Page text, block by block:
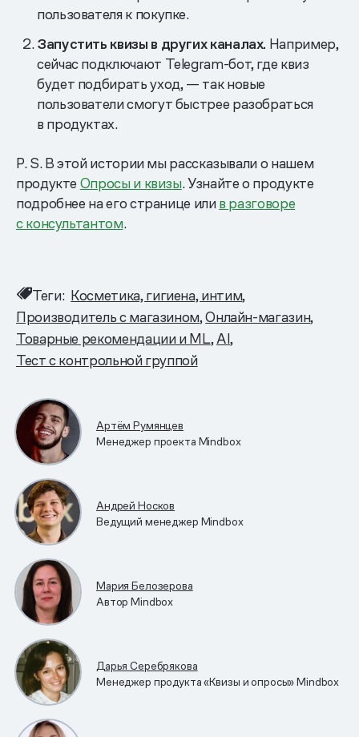
пользователя к покупке.
Запустить квизы в других каналах. Например,
сейчас подключают Telegram-бот, где квиз
будет подбирать уход, — так новые
пользователи смогут быстрее разобраться
в продуктах.
P. S. В этой истории мы рассказывали о нашем
продукте Опросы и квизы. Узнайте о продукте
подробнее на его странице илив разговоре
с консультантом.
Теги: Косметика, гигиена, интим
Производитель с магазином Онлайн-магазин
Товарные рекомендации и ML AI
Тест с контрольной группой
Артём Румянцев
Менеджер проекта Mindbox
Андрей Носков
Ведущий менеджер Mindbox
Мария Белозерова
Автор Mindbox
Дарья Серебрякова
Менеджер продукта «Квизы и опросы» Mindbox